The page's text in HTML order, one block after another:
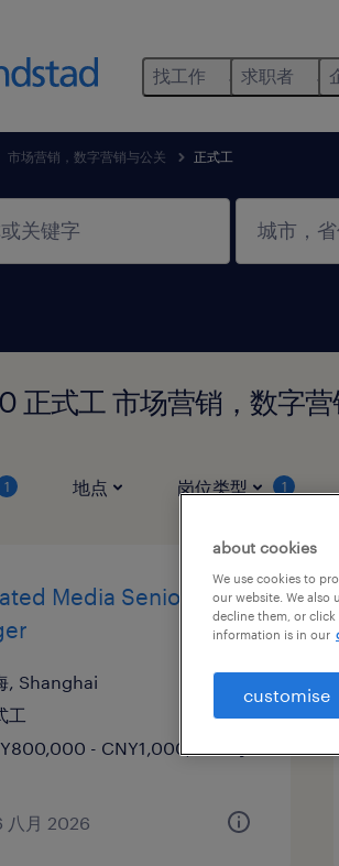
找工作 求职者
市场营销，数字营销与公关 正式工
正式工 市场营销，数字
1 地点 岗位类型 1
Media Senior
, Shanghai
工
- CNY1,000,000 每
八月 2026
about cookies
We use cookies to
our website. We also
decline them, or
information is in our
customise